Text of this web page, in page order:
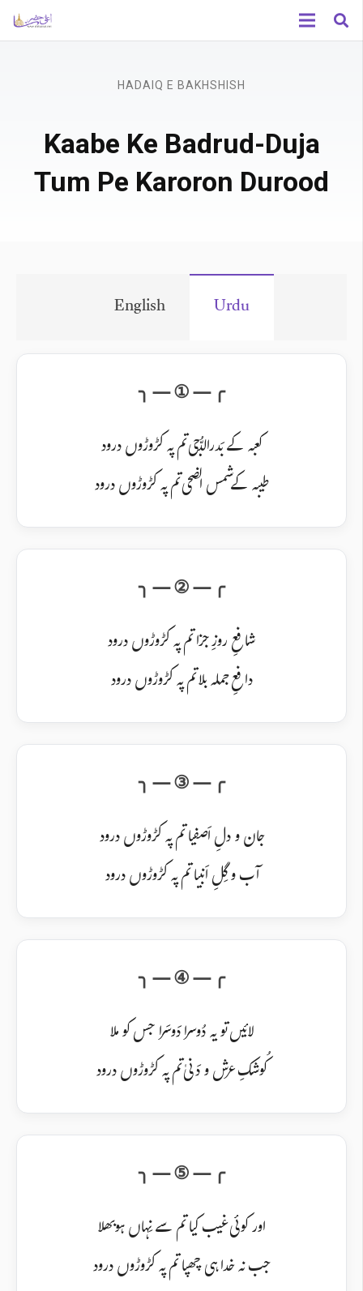
HADAIQ E BAKHSHISH
Kaabe Ke Badrud-Duja
Tum Pe Karoron Durood
English Urdu
کعبہ کے بَدرالدُّجی تم پہ کڑوڑوں درود
طیبہ کے شمس الضحی تم پہ کڑوڑوں درود
شافعِ روزِ جزا تم پہ کڑوڑوں درود
دافعِ جملہ بلا تم پہ کڑوڑوں درود
جان و دلِ اَصفیا تم پہ کڑوڑوں درود
آب و گِلِ اَنبیا تم پہ کڑوڑوں درود
لائیں تو یہ دُوسرا دَوسَرا جس کو ملا
کُوشکِ عرش و دَنیٰ تم پہ کڑوڑوں درود
اور کوئی غیب کیا تم سے نِہاں ہو بھلا
جب نہ خدا ہی چھپا تم پہ کڑوڑوں درود